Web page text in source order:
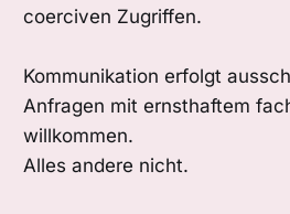
coerciven Zugriffen.
Kommunikation erfolgt
Anfragen mit ernsthaftem
willkommen.
Alles andere nicht.